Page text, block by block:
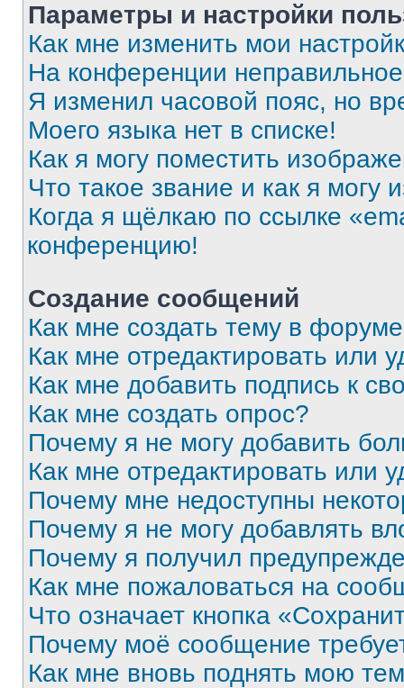
Параметры и настройки
Как мне изменить мои
На конференции
Я изменил часовой пояс, но
Моего языка нет в списке!
Как я могу поместить
Что такое звание и как я могу
Когда я щёлкаю по ссылке
конференцию!
Создание сообщений
Как мне создать тему в
Как мне отредактировать или
Как мне добавить подпись к
Как мне создать опрос?
Почему я не могу добавить
Как мне отредактировать или
Почему мне недоступны
Почему я не могу добавлять
Почему я получил
Как мне пожаловаться на
Что означает кнопка
Почему моё сообщение
Как мне вновь поднять мою